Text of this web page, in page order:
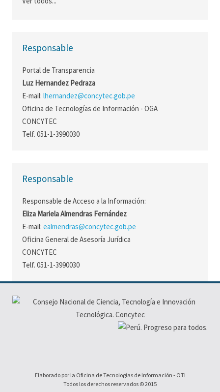
Responsable
Portal de Transparencia
Luz Hernandez Pedraza
E-mail: lhernandez@concytec.gob.pe
Oficina de Tecnologías de Información - OGA
CONCYTEC
Telf. 051-1-3990030
Responsable
Responsable de Acceso a la Información:
Eliza Mariela Almendras Fernández
E-mail: ealmendras@concytec.gob.pe
Oficina General de Asesoría Jurídica
CONCYTEC
Telf. 051-1-3990030
Elaborado por la Oficina de Tecnologías de Información - OTI
Todos los derechos reservados © 2015